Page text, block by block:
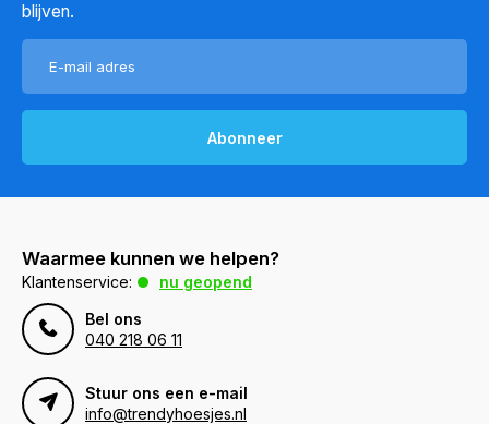
blijven.
Abonneer
Waarmee kunnen we helpen?
Klantenservice:
nu geopend
Bel ons
040 218 06 11
Stuur ons een e-mail
info@trendyhoesjes.nl